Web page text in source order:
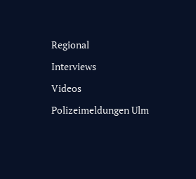
Regional
Interviews
Videos
Polizeimeldungen Ulm